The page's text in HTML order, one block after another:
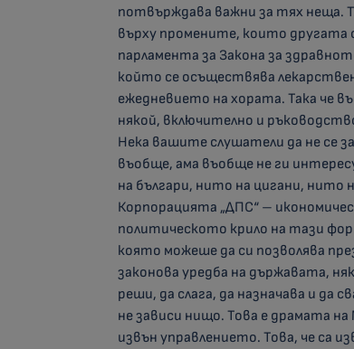
потвърждава важни за тях неща.
върху промените, които другата
парламента за Закона за
който се осъществява
ежедневието на хората. Така че
някой, включително и
Нека вашите слушатели да не се
въобще, ама въобще не ги
на българи, нито на цигани, нито
Корпорацията „ДПС“ –
политическото крило на тази
която можеше да си позволява
законова уредба на държавата,
реши, да слага, да назначава и да
не зависи нищо. Това е драмата
извън управлението. Това, че са